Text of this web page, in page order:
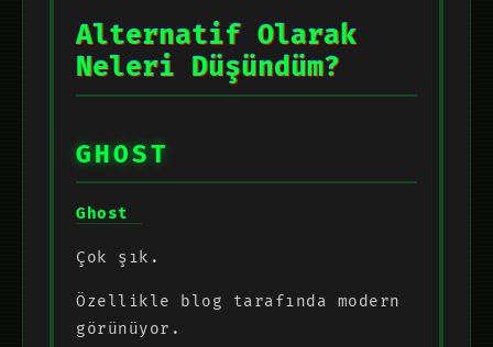
Alternatif Olarak
Neleri Düşündüm?
GHOST
Ghost
Çok şık.
Özellikle blog tarafında modern
görünüyor.